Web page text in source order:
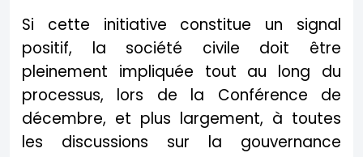
Si cette initiative constitue un signal
positif, la société civile doit être
pleinement impliquée tout au long du
processus, lors de la Conférence de
décembre, et plus largement, à toutes
les discussions sur la gouvernance